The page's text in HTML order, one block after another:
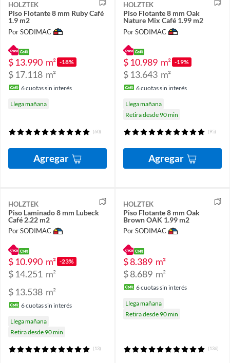
HOLZTEK
Piso Flotante 8 mm Ruby Café
1.9 m2
Por SODIMAC
$ 13.990 m² -18%
$ 17.118 m²
6cuotas sin interés
Llega mañana
(60)
Agregar
HOLZTEK
Piso Flotante 8 mm Oak
Nature Mix Café 1.99 m2
Por SODIMAC
$ 10.989 m² -19%
$ 13.643 m²
6cuotas sin interés
Llega mañana
Retira desde 90 min
(95)
Agregar
HOLZTEK
Piso Laminado 8 mm Lubeck
Café 2.22 m2
Por SODIMAC
$ 10.990 m² -23%
$ 14.251 m²
$ 13.538 m²
6cuotas sin interés
Llega mañana
Retira desde 90 min
(13)
HOLZTEK
Piso Flotante 8 mm Oak
Brown OAK 1.99 m2
Por SODIMAC
$ 8.389 m²
$ 8.689 m²
6cuotas sin interés
Llega mañana
Retira desde 90 min
(136)